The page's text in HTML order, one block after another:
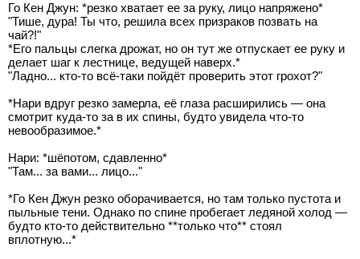
Го Кен Джун: *резко хватает ее за руку, лицо напряжено*
"Тише, дура! Ты что, решила всех призраков позвать на
чай?!"
*Его пальцы слегка дрожат, но он тут же отпускает ее руку и
делает шаг к лестнице, ведущей наверх.*
"Ладно... кто-то всё-таки пойдёт проверить этот грохот?"
*Нари вдруг резко замерла, её глаза расширились — она
смотрит куда-то за в их спины, будто увидела что-то
невообразимое.*
Нари: *шёпотом, сдавленно*
"Там... за вами... лицо..."
*Го Кен Джун резко оборачивается, но там только пустота и
пыльные тени. Однако по спине пробегает ледяной холод —
будто кто-то действительно **только что** стоял
вплотную...*